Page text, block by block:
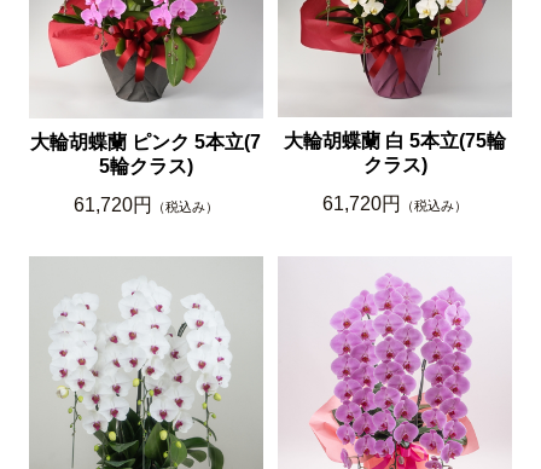
大輪胡蝶蘭 ピンク 5本立(7
5輪クラス)
61,720円
（税込み）
大輪胡蝶蘭 白 5本立(75輪
クラス)
61,720円
（税込み）